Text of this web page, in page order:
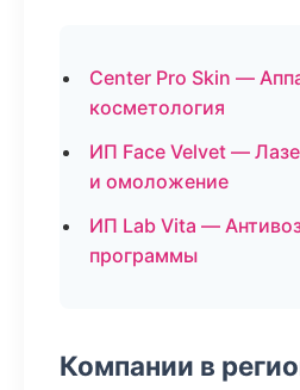
Center Pro Skin —
косметология
ИП Face Velvet —
и омоложение
ИП Lab Vita —
программы
Компании в